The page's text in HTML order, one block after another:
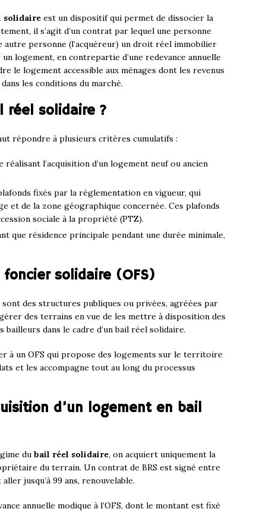
solidaire est un dispositif qui permet de dissocier la
il s’agit d’un contrat par lequel une personne
autre personne (l’acquéreur) un droit réel immobilier
logement, en contrepartie d’une redevance annuelle
le logement accessible aux ménages dont les revenus
les conditions du marché.
réel solidaire ?
répondre à plusieurs critères cumulatifs :
l’acquisition d’un logement neuf ou ancien
fixés par la réglementation en vigueur, qui
et de la zone géographique concernée. Ces plafonds
sociale à la propriété (PTZ).
que résidence principale pendant une durée minimale,
solidaire (OFS)
sont des structures publiques ou privées, agréées par
des terrains en vue de les mettre à disposition des
bailleurs dans le cadre d’un bail réel solidaire.
à un OFS qui propose des logements sur le territoire
et les accompagne tout au long du processus
d’un logement en bail
du bail réel solidaire, on acquiert uniquement la
du terrain. Un contrat de BRS est signé entre
jusqu’à 99 ans, renouvelable.
annuelle modique à l’OFS, dont le montant est fixé